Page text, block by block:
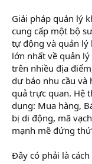
Giải pháp quản lý
cung cấp một bộ
tự động và quản
lớn nhất về quản
trên nhiều địa
dự báo nhu cầu và
quả trực quan. Hệ
dụng: Mua hàng,
bị di động, mã
mạnh mẽ đứng
Đây có phải là